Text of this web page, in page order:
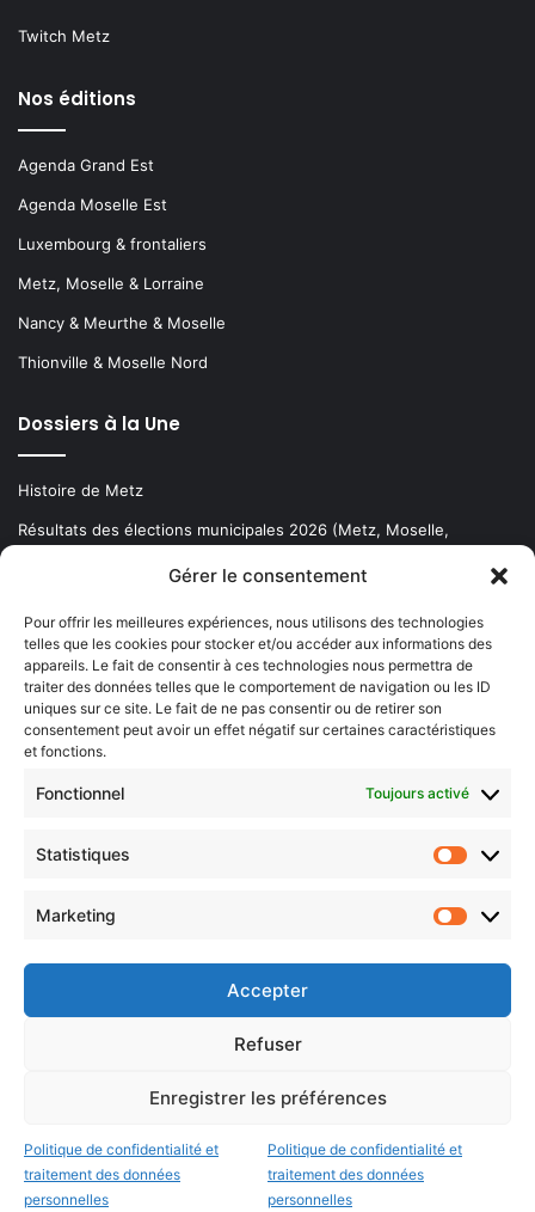
Gérer le consentement
Pour offrir les meilleures expériences, nous utilisons des technologies
telles que les cookies pour stocker et/ou accéder aux informations des
appareils. Le fait de consentir à ces technologies nous permettra de
traiter des données telles que le comportement de navigation ou les ID
uniques sur ce site. Le fait de ne pas consentir ou de retirer son
consentement peut avoir un effet négatif sur certaines caractéristiques
et fonctions.
Fonctionnel Toujours activé
Statistiques
Marketing
Accepter
Refuser
Enregistrer les préférences
Politique de confidentialité et
traitement des données
personnelles
Politique de confidentialité et
traitement des données
personnelles
Twitch Metz
Nos éditions
Agenda Grand Est
Agenda Moselle Est
Luxembourg & frontaliers
Metz, Moselle & Lorraine
Nancy & Meurthe & Moselle
Thionville & Moselle Nord
Dossiers à la Une
Histoire de Metz
Résultats des élections municipales 2026 (Metz, Moselle,
Newsletter gratuite
Choisissez : matin, soir ou hebdo ?
votre
Metz Plage